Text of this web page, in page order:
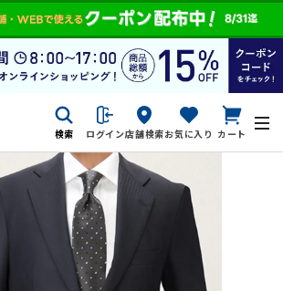
検索 ログイン店舗検索お気に入り カート